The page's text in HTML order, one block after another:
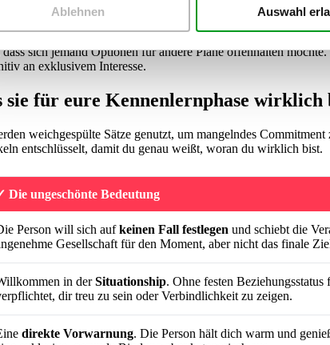
Ablehnen Auswahl
Fehlanzeige. Treffen finden meistens nuräußerst
die über die nächsten zwei Tage hinausgehen, werden
sich jemand Optionen für andere Pläne offenhalten
an exklusivem Interesse.
sie für eure Kennenlernphase wirklich
weichgespülte Sätze genutzt, um mangelndes
entschlüsselt, damit du genau weißt, woran du wirklich bist.
Die ungeschönte Bedeutung
Person will sich aufkeinen Fall festlegen und schiebt die
Gesellschaft für den Moment, aber nicht das finale
in derSituationship. Ohne festen
dir treu zu sein oder Verbindlichkeit zu zeigen.
direkte Vorwarnung. Die Person hält dich warm und